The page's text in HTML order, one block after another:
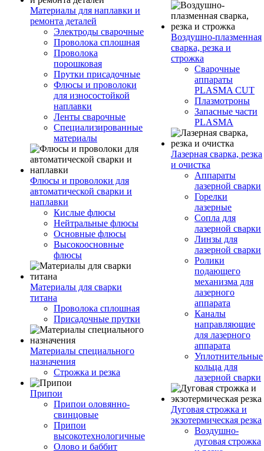
Материалы для наплавки и
ремонта деталей
Электроды сварочные
Проволока сплошная
Проволока
порошковая
Прутки присадочные
Флюсы и проволоки
для износостойкой
наплавки
Ленты сварочные
Специализированные
материалы
Флюсы и проволоки для
автоматической сварки и
наплавки
Кислые флюсы
Нейтральные флюсы
Основные флюсы
Высокоосновные
флюсы
Материалы для сварки
титана
Проволока сплошная
Присадочные прутки
Материалы специального
назначения
Строжка и резка
Припои
Припои оловянно-
свинцовые
Припои
высокотехнологичные
Олово и баббит
Воздушно-плазменная
сварка, резка и
строжка
Сварочные
аппараты
PLASMA CUT
Плазмотроны
Запасные части
PLASMA
Лазерная сварка, резка
и очистка
Аппараты
лазерной сварки
Горелки
лазерные
Сопла для
лазерной сварки
Линзы для
лазерной сварки
Ролики
подающего
механизма для
лазерного
аппарата
Каналы
направляющие
для лазерного
аппарата
Уплотнительные
кольца для
лазерной сварки
Дуговая строжка и
экзотермическая резка
Воздушно-
дуговая строжка